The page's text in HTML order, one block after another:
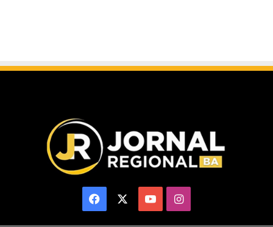
Facebook YouTubeInstagram